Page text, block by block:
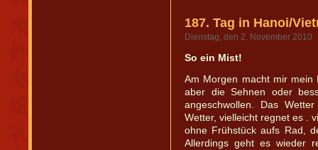
187. Tag in Hanoi/
Dienstag, den 2. November 2010
So ein Mist!
Am Morgen macht mir
aber die Sehnen oder
angeschwollen. Das
Wetter, vielleicht regnet es .
ohne Frühstück aufs Rad,
Allerdings geht es wieder